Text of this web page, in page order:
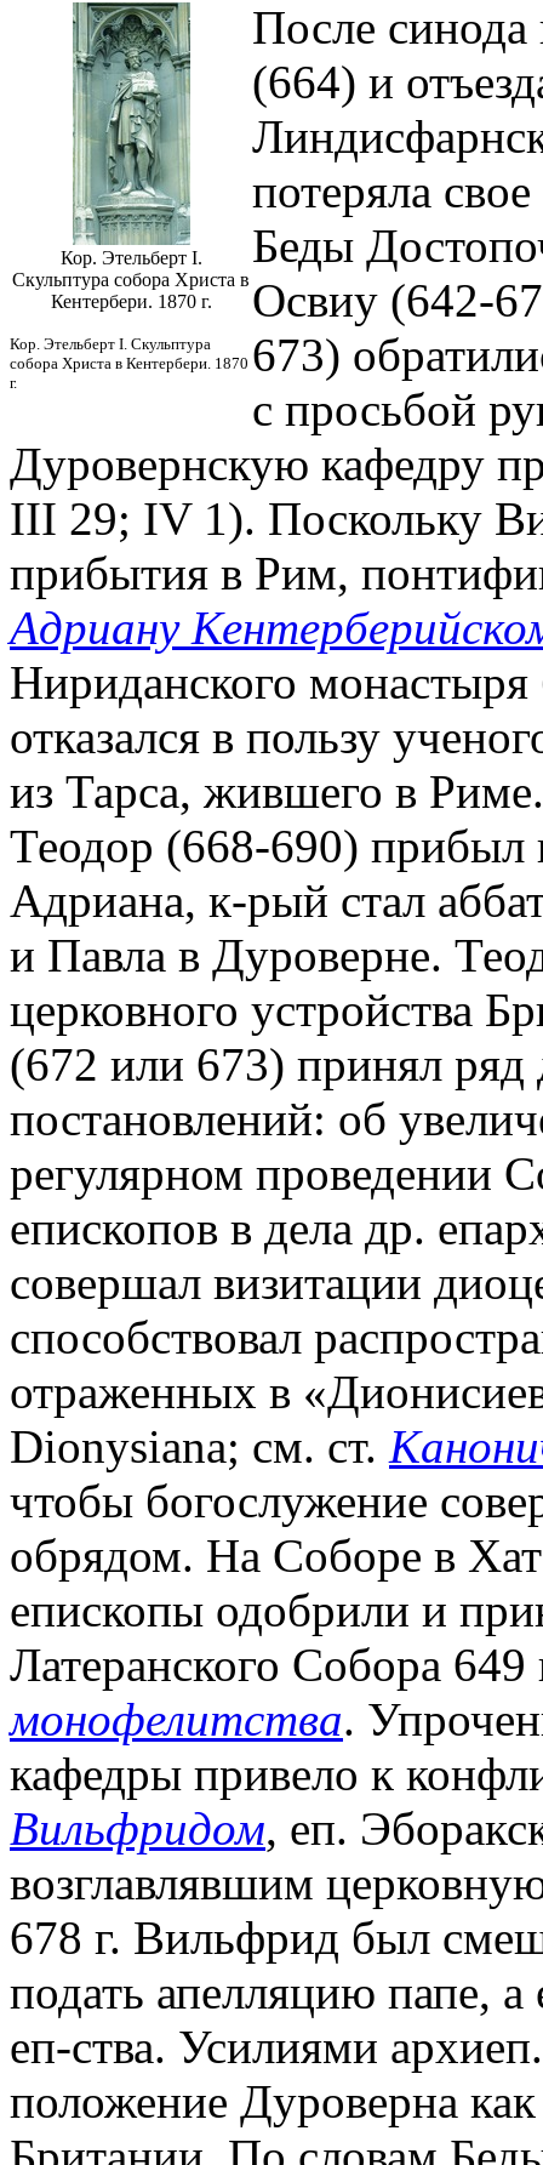
Кор. Этельберт I.
Скульптура собора Христа в
Кентербери. 1870 г.
Кор. Этельберт I. Скульптура
собора Христа в Кентербери. 1870
г.
После
(664) и
потеряла
Беды
Освиу (642-
673)
с просьбой
Дуровернскую кафедру
III 29; IV 1). Поскольку
прибытия в Рим,
Адриану
Нириданского
отказался в пользу
из Тарса, жившего в
Теодор (668-690)
Адриана, к-рый стал
и Павла в Дуроверне.
церковного устройства
(672 или 673) принял
постановлений: об
регулярном проведении
епископов в дела др.
совершал визитации
способствовал
отраженных в
Dionysiana; см. ст.
чтобы богослужение
обрядом. На Соборе в
епископы одобрили и
Латеранского Собора 649
монофелитства.
кафедры привело к
Вильфридом, еп.
возглавлявшим
678 г. Вильфрид был
подать апелляцию папе, а
еп-ства. Усилиями
положение Дуроверна